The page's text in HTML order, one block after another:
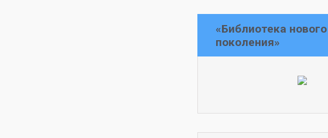
«Библиотека нового
поколения»